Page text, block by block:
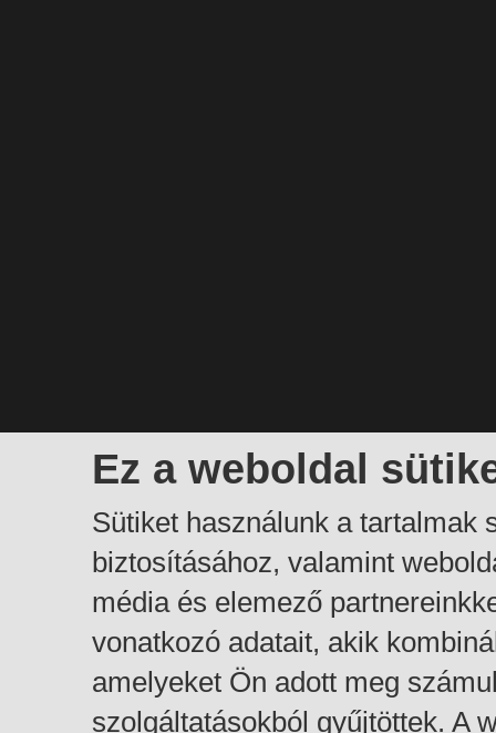
Ez a weboldal
Sütiket használunk a tartalmak
biztosításához, valamint
média és elemező
vonatkozó adatait, akik
amelyeket Ön adott meg
szolgáltatásokból gyűjtöttek. A